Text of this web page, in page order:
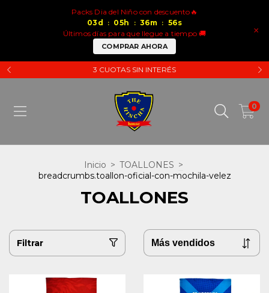
×
Packs Dia del Niño con descuento🔥
03 d : 05h : 36m : 55s
Últimos días para que llegue a tiempo 🚚
COMPRAR AHORA
3 CUOTAS SIN INTERÉS
0
Inicio > TOALLONES >
breadcrumbs.toallon-oficial-con-mochila-velez
TOALLONES
Filtrar